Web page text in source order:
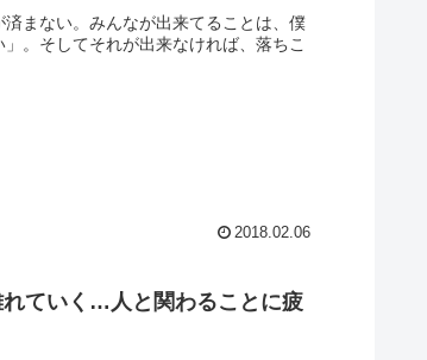
まない。みんなが出来てることは、僕
。そしてそれが出来なければ、落ちこ
2018.02.06
ていく…人と関わることに疲